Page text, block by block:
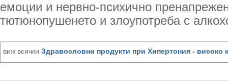
емоции и нервно-психично
тютюнопушенето и злоупотреба с
виж всички Здравословни продукти при Хипертония - високо